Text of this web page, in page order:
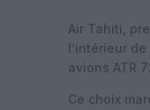
Air Tahiti,
l’intérieur
avions ATR
Ce choix